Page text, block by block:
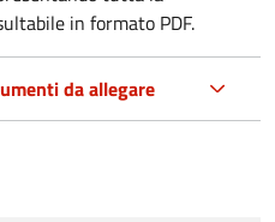
in formato PDF.
da allegare